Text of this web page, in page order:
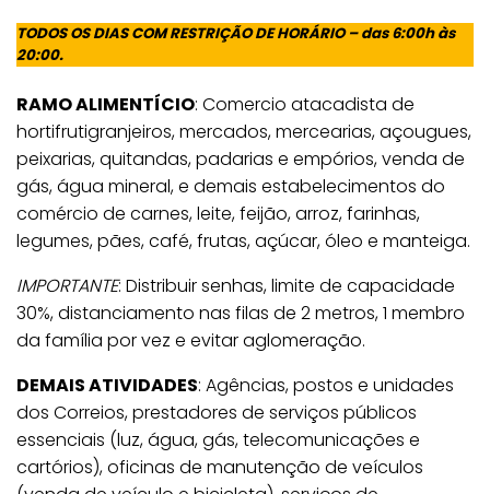
TODOS OS DIAS COM RESTRIÇÃO DE HORÁRIO – das 6:00h às
20:00.
RAMO ALIMENTÍCIO: Comercio atacadista de
hortifrutigranjeiros, mercados, mercearias, açougues,
peixarias, quitandas, padarias e empórios, venda de
gás, água mineral, e demais estabelecimentos do
comércio de carnes, leite, feijão, arroz, farinhas,
legumes, pães, café, frutas, açúcar, óleo e manteiga.
IMPORTANTE: Distribuir senhas, limite de capacidade
30%, distanciamento nas filas de 2 metros, 1 membro
da família por vez e evitar aglomeração.
DEMAIS ATIVIDADES: Agências, postos e unidades
dos Correios, prestadores de serviços públicos
essenciais (luz, água, gás, telecomunicações e
cartórios), oficinas de manutenção de veículos